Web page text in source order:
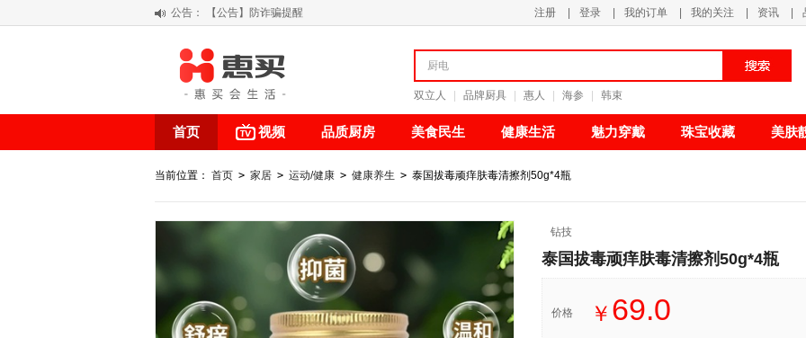
公告：
【积分调整公告】
关于假冒我公司“惠买小程序“的声明
【公告】防诈骗提醒
注册 登录 我的订单 我的关注 资讯
双立人 品牌厨具 惠人 海参 韩束
首页 视频 品质厨房 美食民生 健康生活 魅力穿戴 珠宝收藏 美肤
当前位置： 首页 > 家居 > 运动/健康 > 健康养生 > 泰国拔毒顽痒肤毒清擦剂50g*4瓶
钻技
泰国拔毒顽痒肤毒清擦剂50g*4瓶
价格 ￥ 69.0